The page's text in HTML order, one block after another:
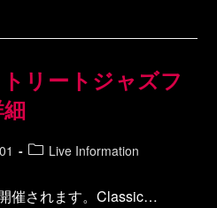
リートジャズフ
Live Information
催されます。Classic…